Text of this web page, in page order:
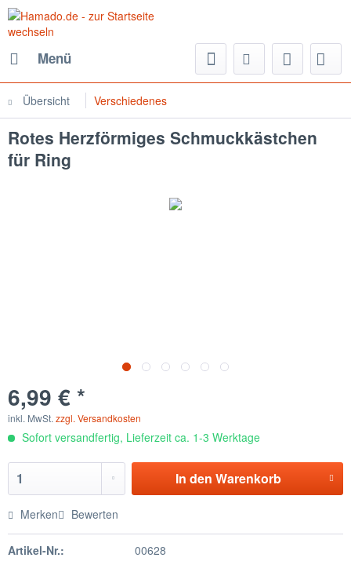
Menü
Übersicht Verschiedenes
Rotes Herzförmiges Schmuckkästchen
für Ring
6,99 € *
inkl. MwSt. zzgl. Versandkosten
Sofort versandfertig, Lieferzeit ca. 1-3 Werktage
In den Warenkorb
Merken Bewerten
Artikel-Nr.: 00628